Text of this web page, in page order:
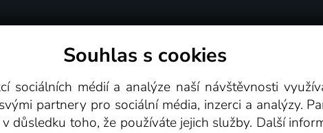
Videotéka
Souhlas s cookies
sociálních médií a analýze naší návštěvnosti
partnery pro sociální média, inzerci a analýzy.
důsledku toho, že používáte jejich služby. Další